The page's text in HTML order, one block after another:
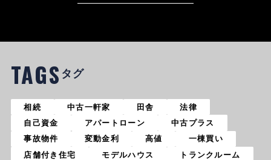
TAGS タグ
相続 中古一軒家 田舎
法律
自己資金
アパートローン
中古プラス
事故物件
変動金利 高値
一棟買い
店舗付き住宅
モデルハウス
トランクルーム